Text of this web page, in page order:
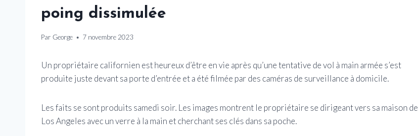
poing dissimulée
Par George 7 novembre 2023
Un propriétaire californien est heureux d’être en vie après qu’une tentative de vol à main armée s’est
produite juste devant sa porte d’entrée et a été filmée par des caméras de surveillance à domicile.
Les faits se sont produits samedi soir. Les images montrent le propriétaire se dirigeant vers sa maison de
Los Angeles avec un verre à la main et cherchant ses clés dans sa poche.